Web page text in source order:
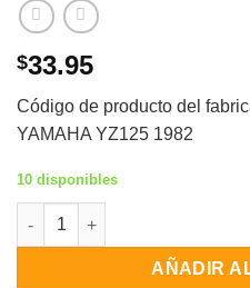
$33.95
Código de producto del
YAMAHA YZ125 1982
10 disponibles
KIT DE EMPAQUES
AÑADIR